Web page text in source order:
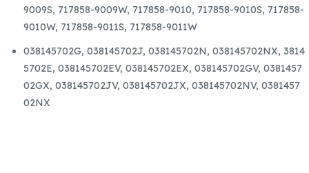
9009S, 717858-9009W, 717858-9010, 717858-9010S, 717858-
9010W, 717858-9011S, 717858-9011W
038145702G, 038145702J, 038145702N, 038145702NX, 3814
5702E, 038145702EV, 038145702EX, 038145702GV, 0381457
02GX, 038145702JV, 038145702JX, 038145702NV, 0381457
02NX